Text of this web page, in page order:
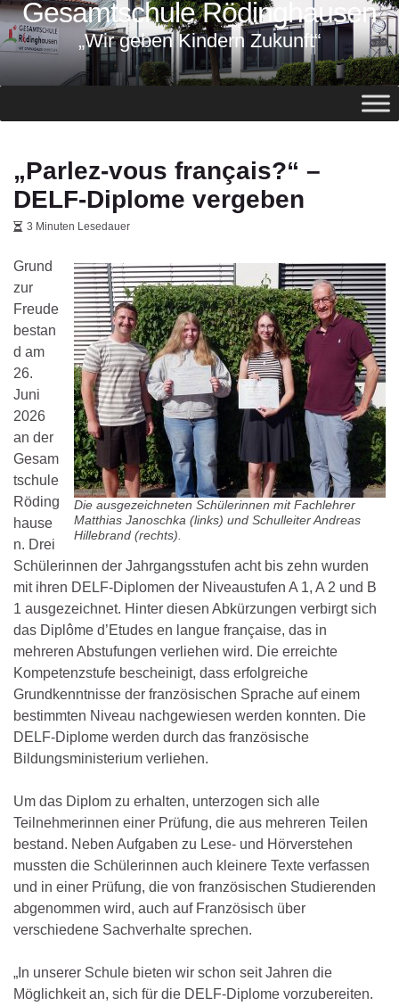
springen
Gesamtschule Rödinghausen
„Wir geben Kindern Zukunft“
„Parlez-vous français?“ –
DELF-Diplome vergeben
3 Minuten Lesedauer
Die ausgezeichneten Schülerinnen mit Fachlehrer
Matthias Janoschka (links) und Schulleiter Andreas
Hillebrand (rechts).
Grund
zur
Freude
bestan
d am
26.
Juni
2026
an der
Gesam
tschule
Röding
hause
n. Drei
Schülerinnen der Jahrgangsstufen acht bis zehn wurden
mit ihren DELF-Diplomen der Niveaustufen A 1, A 2 und B
1 ausgezeichnet. Hinter diesen Abkürzungen verbirgt sich
das Diplôme d’Etudes en langue française, das in
mehreren Abstufungen verliehen wird. Die erreichte
Kompetenzstufe bescheinigt, dass erfolgreiche
Grundkenntnisse der französischen Sprache auf einem
bestimmten Niveau nachgewiesen werden konnten. Die
DELF-Diplome werden durch das französische
Bildungsministerium verliehen.
Um das Diplom zu erhalten, unterzogen sich alle
Teilnehmerinnen einer Prüfung, die aus mehreren Teilen
bestand. Neben Aufgaben zu Lese- und Hörverstehen
mussten die Schülerinnen auch kleinere Texte verfassen
und in einer Prüfung, die von französischen Studierenden
abgenommen wird, auch auf Französisch über
verschiedene Sachverhalte sprechen.
„In unserer Schule bieten wir schon seit Jahren die
Möglichkeit an, sich für die DELF-Diplome vorzubereiten.